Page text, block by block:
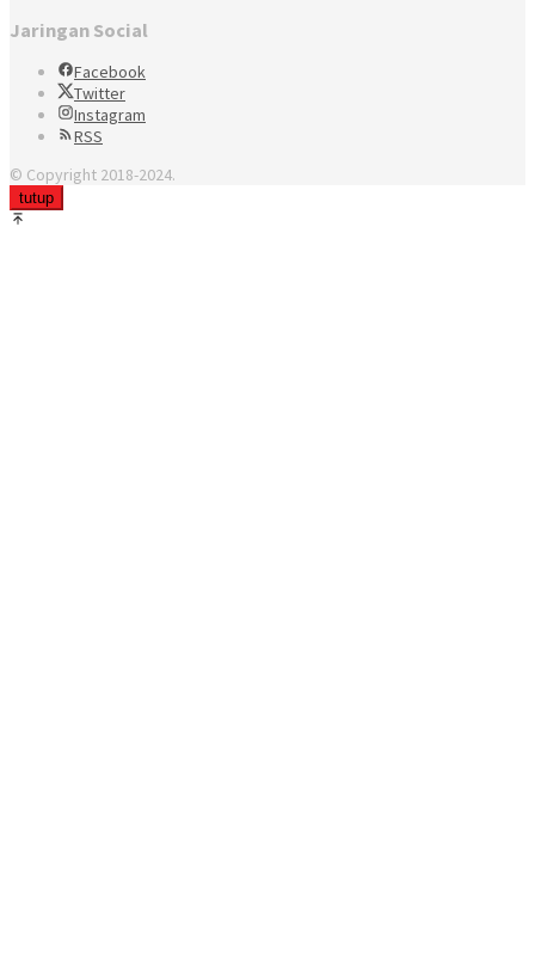
Jaringan Social
Facebook
Twitter
Instagram
RSS
© Copyright 2018-2024.
tutup